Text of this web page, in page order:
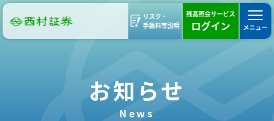
リスク・
手数料等説明
残高照会サービス
ログイン メニュー
お知らせ
News